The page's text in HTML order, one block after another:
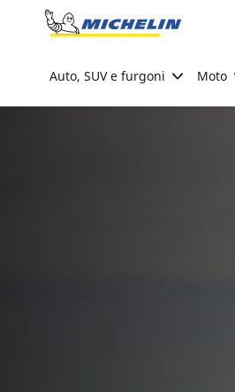
Go to page content
Auto, SUV e furgoni Moto